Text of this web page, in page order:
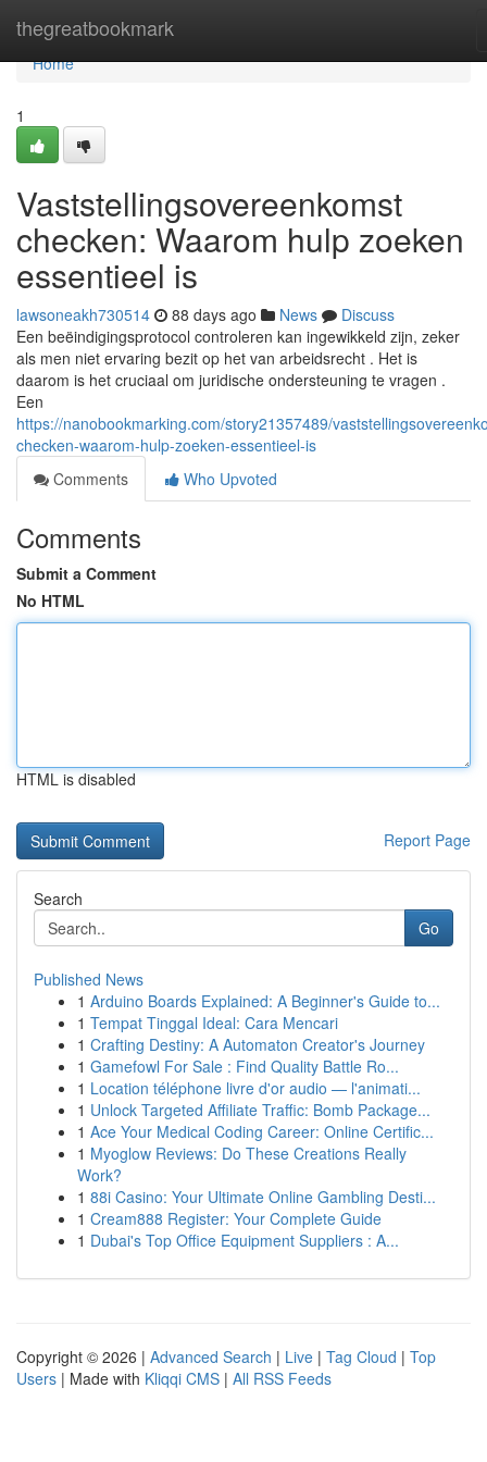
thegreatbookmark
Home
Home
1
Vaststellingsovereenkomst
checken: Waarom hulp zoeken
essentieel is
lawsoneakh730514 88 days ago News
Discuss
Een beëindigingsprotocol controleren kan ingewikkeld zijn, zeker
als men niet ervaring bezit op het van arbeidsrecht . Het is
daarom is het cruciaal om juridische ondersteuning te vragen .
Een
https://nanobookmarking.com/story21357489/
checken-waarom-hulp-zoeken-essentieel-is
Comments
Who Upvoted
Comments
Submit a Comment
No HTML
HTML is disabled
Report Page
Search
Go
Published News
1 Arduino Boards Explained: A Beginner's Guide to...
1 Tempat Tinggal Ideal: Cara Mencari
1 Crafting Destiny: A Automaton Creator's Journey
1 Gamefowl For Sale : Find Quality Battle Ro...
1 Location téléphone livre d'or audio — l'animati...
1 Unlock Targeted Affiliate Traffic: Bomb Package...
1 Ace Your Medical Coding Career: Online Certific...
1 Myoglow Reviews: Do These Creations Really
Work?
1 88i Casino: Your Ultimate Online Gambling Desti...
1 Cream888 Register: Your Complete Guide
1 Dubai's Top Office Equipment Suppliers : A...
Copyright © 2026 | Advanced Search | Live | Tag Cloud | Top
Users | Made with Kliqqi CMS | All RSS Feeds